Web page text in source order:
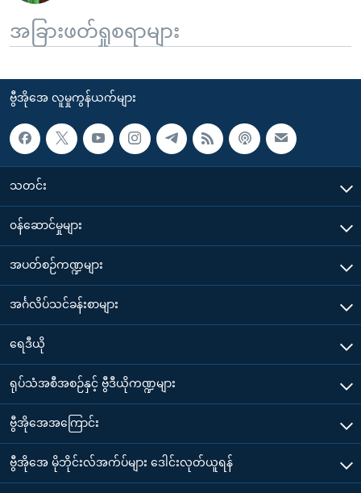
အခြားဖတ်ရှုစရာများ
ဗွီအိုအေ လူမှုကွန်ယက်များ
သတင်း
၀န်ဆောင်မှုများ
အပတ်စဉ်ကဏ္ဍများ
အင်္ဂလိပ်သင်ခန်းစာများ
ရေဒီယို
ရုပ်သံအစီအစဉ်နှင့် ဗွီဒီယိုကဏ္ဍများ
ဗွီအိုအေအကြောင်း
ဗွီအိုအေ မိုဘိုင်းလ်အက်ပ်များ ဒေါင်းလုတ်ယူရန်